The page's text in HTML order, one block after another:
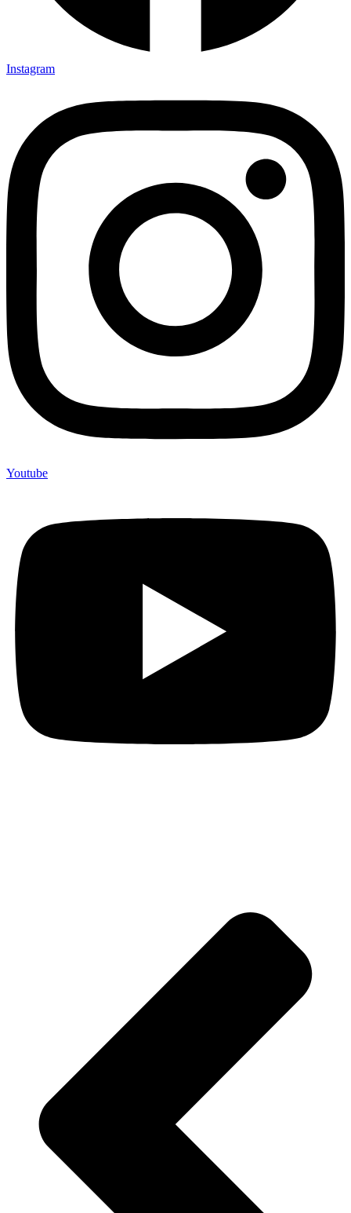
Instagram
Youtube